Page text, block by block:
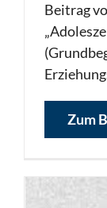
Beitrag
Zum